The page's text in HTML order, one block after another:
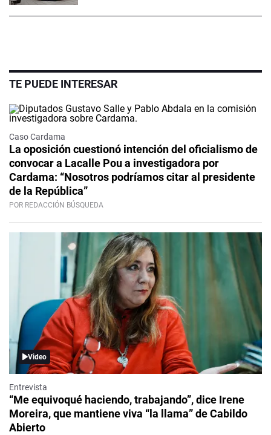
TE PUEDE INTERESAR
Caso Cardama
La oposición cuestionó intención del oficialismo de
convocar a Lacalle Pou a investigadora por
Cardama: “Nosotros podríamos citar al presidente
de la República”
POR REDACCIÓN BÚSQUEDA
Video
Entrevista
“Me equivoqué haciendo, trabajando”, dice Irene
Moreira, que mantiene viva “la llama” de Cabildo
Abierto